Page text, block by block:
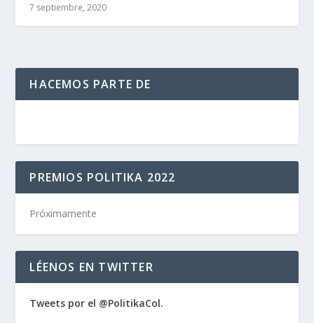
7 septiembre, 2020
HACEMOS PARTE DE
PREMIOS POLITIKA 2022
Próximamente
LÉENOS EN TWITTER
Tweets por el @PolitikaCol.